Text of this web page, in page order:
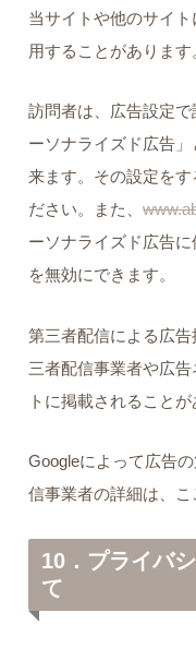
当サイトや他のサイ
用することがあります
訪問者は、広告設定
ーソナライズド広告
来ます。その設定をす
ださい。また、
ーソナライズド広告
を無効にできます。
第三者配信による広
三者配信事業者や広
トに掲載されることが
Googleによって広告
信事業者の詳細は、こ
10．プライバ
て